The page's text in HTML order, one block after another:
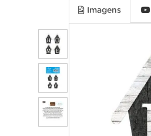
Imagens